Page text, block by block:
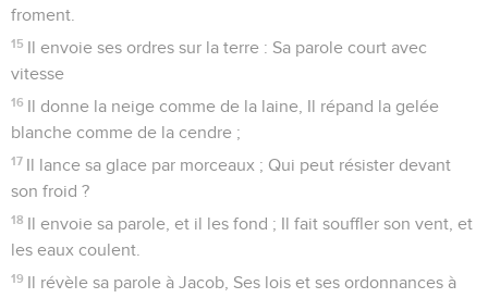
froment.
15 Il envoie ses ordres sur la terre : Sa parole court avec
vitesse
16 Il donne la neige comme de la laine, Il répand la gelée
blanche comme de la cendre ;
17 Il lance sa glace par morceaux ; Qui peut résister devant
son froid ?
18 Il envoie sa parole, et il les fond ; Il fait souffler son vent, et
les eaux coulent.
19 Il révèle sa parole à Jacob, Ses lois et ses ordonnances à